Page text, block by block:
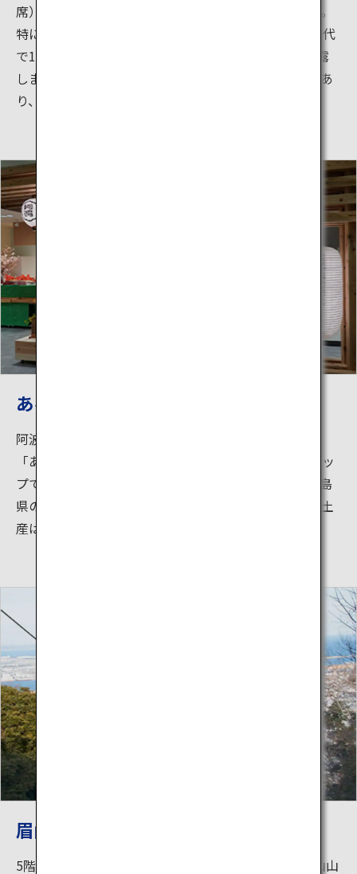
席）。昼の公演は阿波おどり会館専属連が出演します。
特にオススメなのが夜の公演で、有名連33連が毎日交代
で1連ずつ出演し、躍動的な阿波おどりを目の前で披露
します。公演の中では「阿波おどり体験コーナー」があ
り、飛び入りで参加して一緒に踊ることができます。
あるでよ徳島
阿波おどり会館1階にある徳島県物産観光交流プラザ
「あるでよ徳島」は、徳島県物産協会が運営するショッ
プです。藍染めやすだち、鳴門金時のお菓子など、徳島
県の工芸品や特産品の品揃えが豊富で、ほとんどのお土
産はここで買うことができます。
眉山ロープウェイ
5階は、眉山ロープウェイ山麓駅になっています。眉山山